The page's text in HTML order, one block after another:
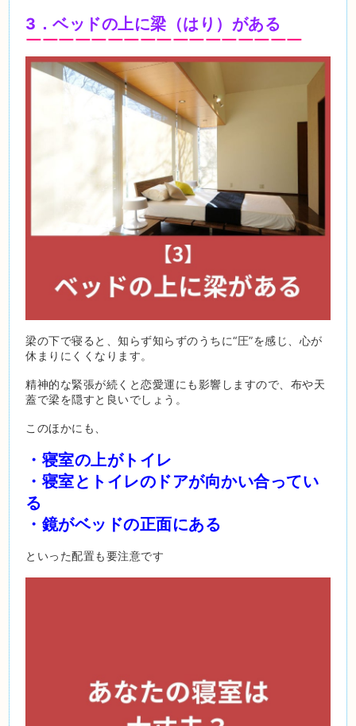
3．ベッドの上に梁（はり）がある
￣￣￣￣￣￣￣￣￣￣￣￣￣￣￣￣￣
梁の下で寝ると、知らず知らずのうちに“圧”を感じ、心が
休まりにくくなります。
精神的な緊張が続くと恋愛運にも影響しますので、布や天
蓋で梁を隠すと良いでしょう。
このほかにも、
・寝室の上がトイレ
・寝室とトイレのドアが向かい合ってい
る
・鏡がベッドの正面にある
といった配置も要注意です